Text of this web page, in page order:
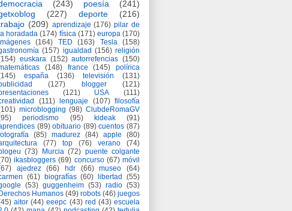
(243) poesía
(241)
(227) deporte
(216)
(209) aprendizaje (176) pilar de
la horadada (174) física (171) europa (170)
(164) TED (163) Tesla
(158)
(157) igualdad (156) religión
euskara (152) autorrefencias (150)
(148) france (145)
polírica
españa (136) televisión
(131)
(127) blogger
(121)
(121) USA
(111)
(111) lenguaje (107) filosofía
microblogging (98) ClubdeRomaGV
periodismo (95) kideak
(91)
(89) obituario (89) cuentos (87)
(85) madurez (84) apple
(80)
(77) top (76) verano
(74)
(73) Murcia (72) puente colgante
ikasbloggers (69) concurso (67) móvil
ajedrez (66) hdr (66) museo
(64)
(61) biografías (60) libertad
(55)
(53) guggenheim (53) radio (53)
Derechos Humanos (49) robots (46) juegos
aitor (44) eeepc (43) red (43) escuela